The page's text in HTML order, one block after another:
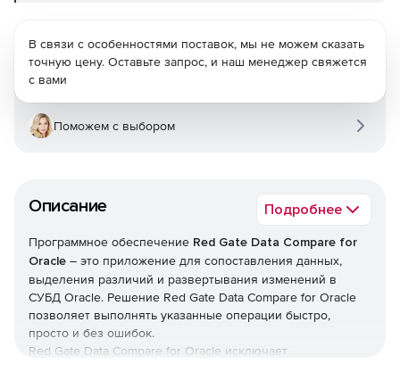
Описание Подробнее
Программное обеспечение Red Gate Data Compare for
Oracle – это приложение для сопоставления данных,
выделения различий и развертывания изменений в
СУБД Oracle. Решение Red Gate Data Compare for Oracle
позволяет выполнять указанные операции быстро,
просто и без ошибок.
Red Gate Data Compare for Oracle исключает
В связи с особенностями поставок, мы не можем сказать
точную цену. Оставьте запрос, и наш менеджер свяжется
с вами
Поможем с выбором